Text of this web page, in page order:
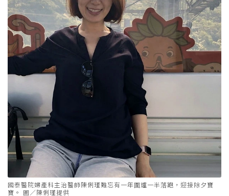
國泰醫院婦產科主治醫師陳俐瑾難忘有一年圍爐一半落跑，迎接除夕寶
寶。 圖／陳俐瑾提供